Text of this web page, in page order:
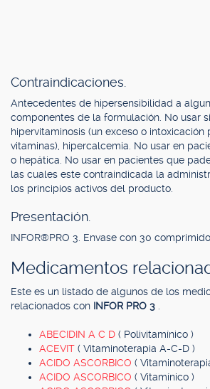
Contraindicaciones.
Antecedentes de hipersensibilidad a
componentes de la formulación. No usar
hipervitaminosis (un exceso o intoxicación
vitaminas), hipercalcemia. No usar en
o hepática. No usar en pacientes que
las cuales este contraindicada la
los principios activos del producto.
Presentación.
INFOR®PRO 3. Envase con 30
Medicamentos
Este es un listado de algunos de los
relacionados con INFOR PRO 3
ABECIDIN A C D ( Polivitamínico )
ACEVIT ( Vitaminoterapia A-C-D )
ACIDO ASCORBICO (
ACIDO ASCORBICO ( Vitamínico )